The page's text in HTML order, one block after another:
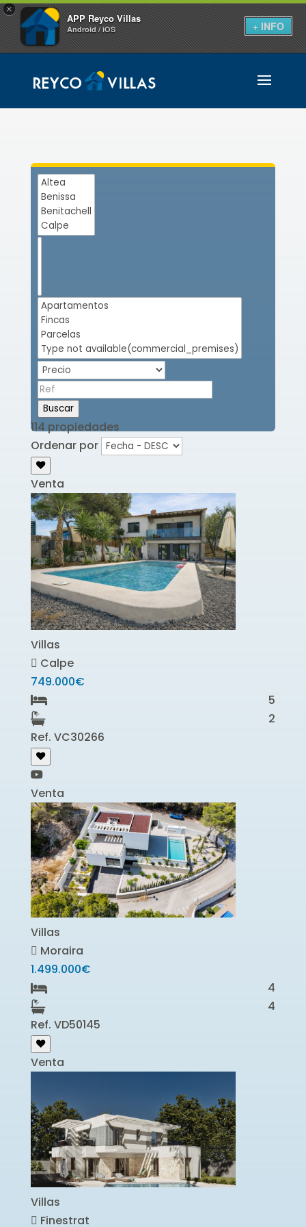
×
APP Reyco Villas
Android / iOS + INFO
Buscar
114 propiedades
Ordenar por
Venta
Villas
Calpe
749.000€
5
2
Ref. VC30266
Venta
Villas
Moraira
1.499.000€
4
4
Ref. VD50145
Venta
Villas
Finestrat